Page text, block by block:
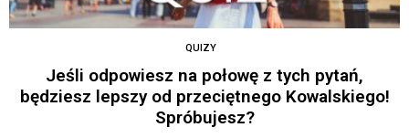
QUIZY
Jeśli odpowiesz na połowę z tych pytań,
będziesz lepszy od przeciętnego Kowalskiego!
Spróbujesz?